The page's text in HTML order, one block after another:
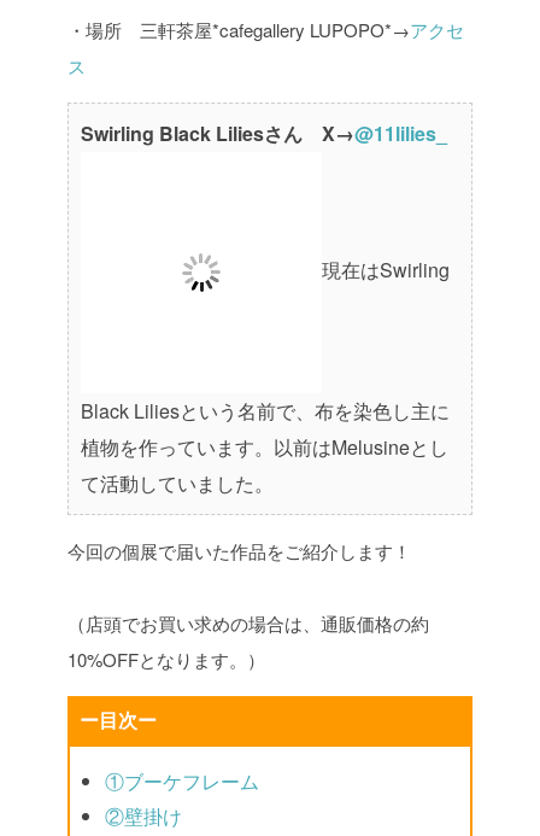
・場所 三軒茶屋*cafegallery LUPOPO*→アクセ
ス
Swirling Black Liliesさん X→@11lilies_
現在はSwirling
Black Liliesという名前で、布を染色し主に
植物を作っています。以前はMelusineとし
て活動していました。
今回の個展で届いた作品をご紹介します！
（店頭でお買い求めの場合は、通販価格の約
10%OFFとなります。）
ー目次ー
①ブーケフレーム
②壁掛け